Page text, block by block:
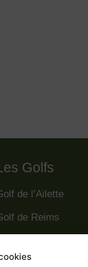
Golfs
de l’Ailette
de Reims
Golf des Poursaudes